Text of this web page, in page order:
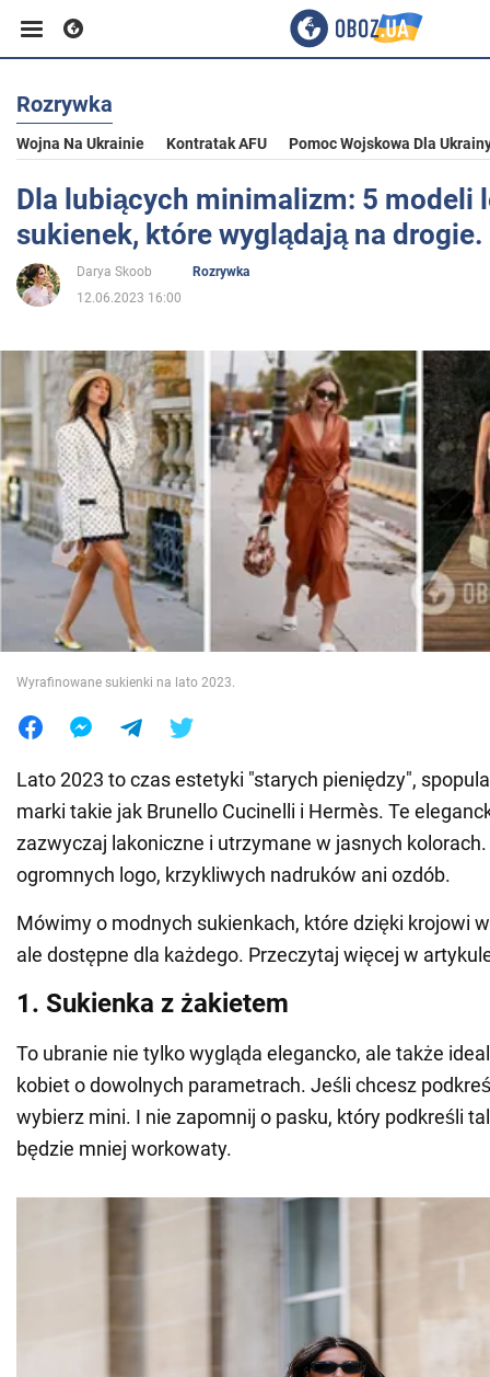
Biznes
Sport
Rozrywka
Polityka
Społeczeństwo
Wojna na Ukrainie
Świat
Jedzenie
Rozrywka
Wojna Na Ukrainie Kontratak AFU Pomoc Wojskowa Dla
Dla lubiących minimalizm: 5 modeli
sukienek, które wyglądają na
Darya Skoob
Rozrywka
12.06.2023 16:00
Wyrafinowane sukienki na lato 2023.
Lato 2023 to czas estetyki "starych pieniędzy",
marki takie jak Brunello Cucinelli i Hermès. Te
zazwyczaj lakoniczne i utrzymane w jasnych
ogromnych logo, krzykliwych nadruków ani ozdób.
Mówimy o modnych sukienkach, które dzięki krojowi
ale dostępne dla każdego. Przeczytaj więcej w artykule
1. Sukienka z żakietem
To ubranie nie tylko wygląda elegancko, ale także
kobiet o dowolnych parametrach. Jeśli chcesz
wybierz mini. I nie zapomnij o pasku, który podkreśli
będzie mniej workowaty.